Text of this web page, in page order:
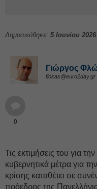
Δημοσιεύθηκε: 5 Ιουνίου
Γιώργος
flokas@euro2day.gr
0
Τις εκτιμήσεις του για
κυβερνητικά μέτρα για
κρίσης καταθέτει σε
πρόεδρος της